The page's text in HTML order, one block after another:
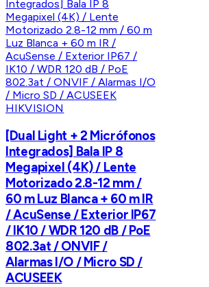
HIKVISION
[Dual Light + 2 Micrófonos
Integrados] Bala IP 8
Megapixel (4K) / Lente
Motorizado 2.8-12 mm /
60 m Luz Blanca + 60 m IR
/ AcuSense / Exterior IP67
/ IK10 / WDR 120 dB / PoE
802.3at / ONVIF /
Alarmas I/O / Micro SD /
ACUSEEK